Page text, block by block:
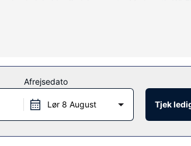
og designertoiletartikler. Faciliteter
måltid på Biscuits & Jams. Lokale retter
Afrejsedato
Lør 8 August Tjek